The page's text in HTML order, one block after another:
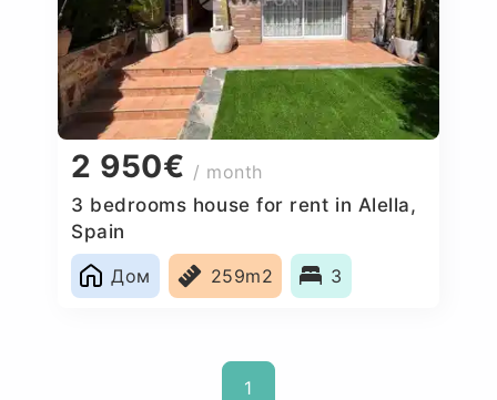
2 950€ / month
3 bedrooms house for rent in Alella,
Spain
Дом
259m2 3
1